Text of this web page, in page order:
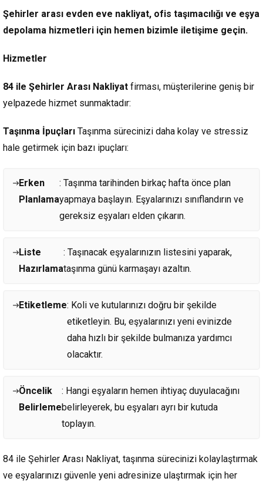
Şehirler arası evden eve nakliyat, ofis taşımacılığı ve eşya
depolama hizmetleri için hemen bizimle iletişime geçin.
Hizmetler
84 ile Şehirler Arası Nakliyat firması, müşterilerine geniş bir
yelpazede hizmet sunmaktadır:
Taşınma İpuçları Taşınma sürecinizi daha kolay ve stressiz
hale getirmek için bazı ipuçları:
Erken
Planlama
: Taşınma tarihinden birkaç hafta önce plan
yapmaya başlayın. Eşyalarınızı sınıflandırın ve
gereksiz eşyaları elden çıkarın.
Liste
Hazırlama
: Taşınacak eşyalarınızın listesini yaparak,
taşınma günü karmaşayı azaltın.
Etiketleme: Koli ve kutularınızı doğru bir şekilde
etiketleyin. Bu, eşyalarınızı yeni evinizde
daha hızlı bir şekilde bulmanıza yardımcı
olacaktır.
Öncelik
Belirleme
: Hangi eşyaların hemen ihtiyaç duyulacağını
belirleyerek, bu eşyaları ayrı bir kutuda
toplayın.
84 ile Şehirler Arası Nakliyat, taşınma sürecinizi kolaylaştırmak
ve eşyalarınızı güvenle yeni adresinize ulaştırmak için her